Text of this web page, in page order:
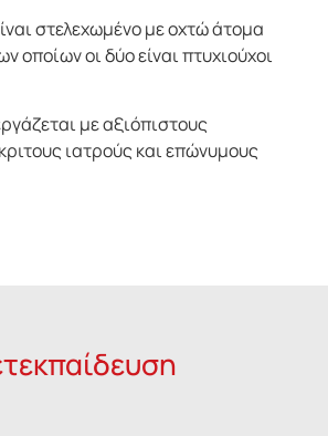
στελεχωμένο με οχτώ άτομα
οποίων οι δύο είναι πτυχιούχοι
με αξιόπιστους
ιατρούς και επώνυμους